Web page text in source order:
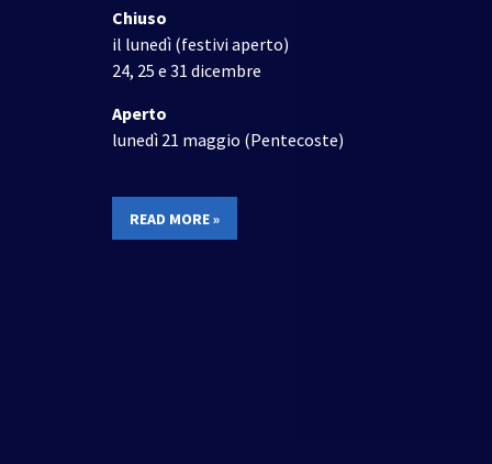
Chiuso
il lunedì (festivi aperto)
24, 25 e 31 dicembre
Aperto
lunedì 21 maggio (Pentecoste)
READ MORE »